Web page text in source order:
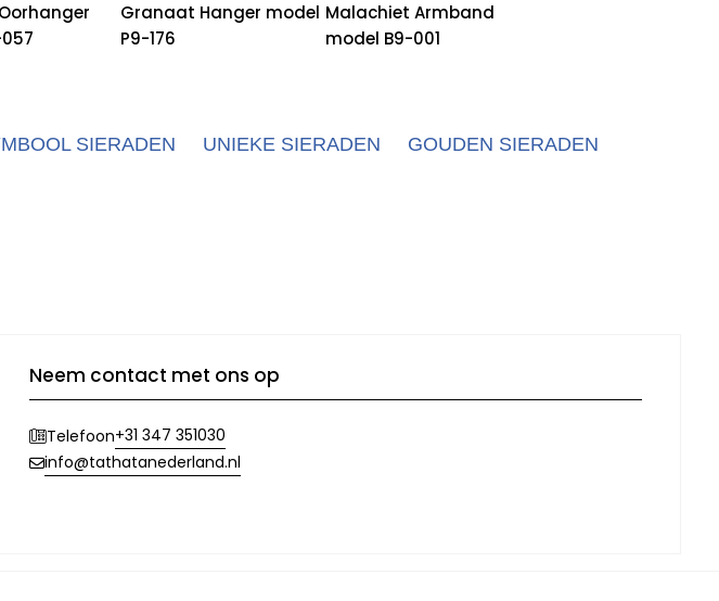
Granaat Hanger model
P9-176
Malachiet Armband
model B9-001
SIERADEN UNIEKE SIERADEN GOUDEN SIERADEN
Neem contact met ons op
Telefoon+31 347 351030
info@tathatanederland.nl